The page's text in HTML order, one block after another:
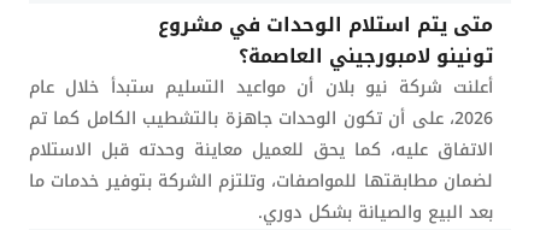
متى يتم استلام الوحدات في مشروع
تونينو لامبورجيني العاصمة؟
أعلنت شركة نيو بلان أن مواعيد التسليم ستبدأ خلال عام
2026، على أن تكون الوحدات جاهزة بالتشطيب الكامل كما تم
الاتفاق عليه، كما يحق للعميل معاينة وحدته قبل الاستلام
لضمان مطابقتها للمواصفات، وتلتزم الشركة بتوفير خدمات ما
بعد البيع والصيانة بشكل دوري.